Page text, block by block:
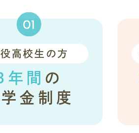
高校生の方
年間 の
金制度